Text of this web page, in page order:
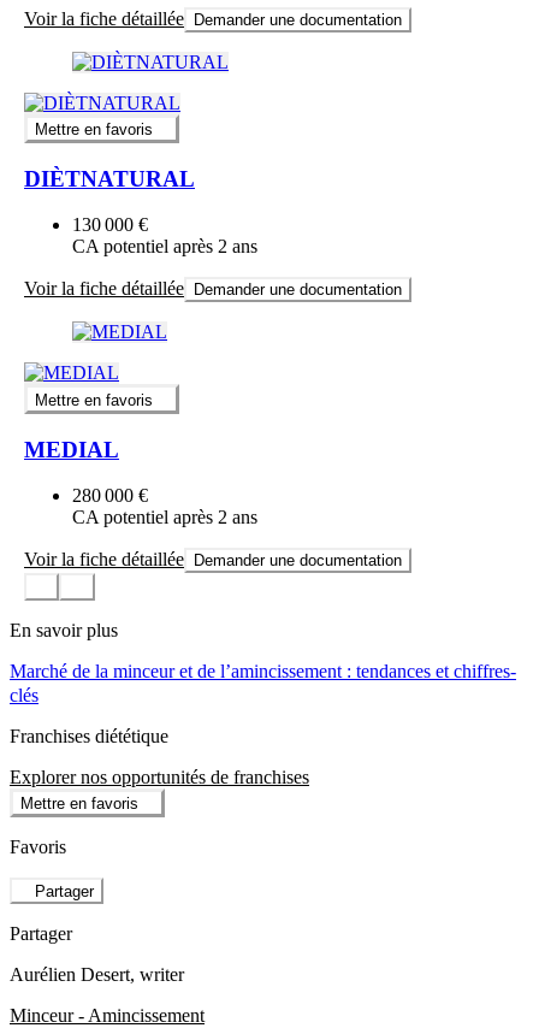
Voir la fiche détaillée Demander une documentation
Mettre en favoris
DIÈTNATURAL
130 000 €
CA potentiel après 2 ans
Voir la fiche détaillée Demander une documentation
Mettre en favoris
MEDIAL
280 000 €
CA potentiel après 2 ans
Voir la fiche détaillée Demander une documentation
En savoir plus
Marché de la minceur et de l’amincissement : tendances et chiffres-
clés
Franchises diététique
Explorer nos opportunités de franchises
Mettre en favoris
Favoris
Partager
Partager
Aurélien Desert, writer
Minceur - Amincissement